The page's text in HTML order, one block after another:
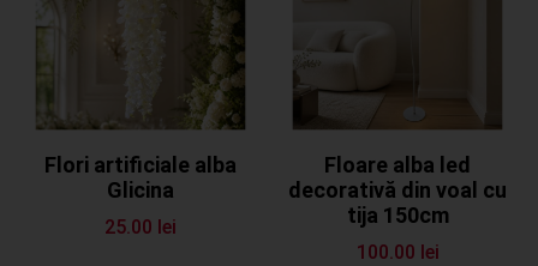
Flori artificiale alba
Glicina
25.00 lei
Floare alba led
decorativă din voal cu
tija 150cm
100.00 lei